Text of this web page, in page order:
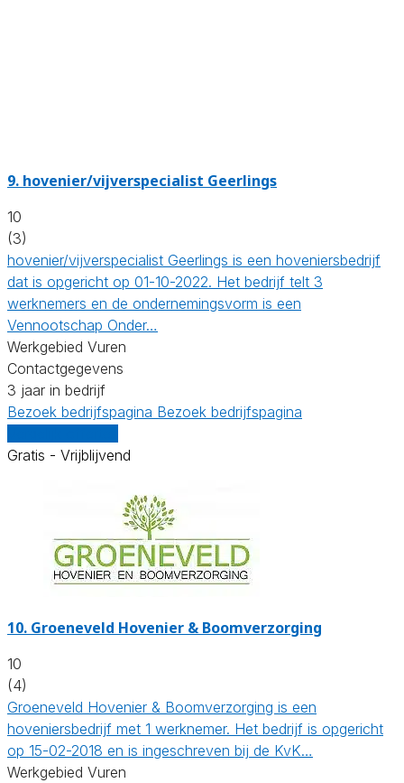
9. hovenier/vijverspecialist Geerlings
10
(3)
hovenier/vijverspecialist Geerlings is een hoveniersbedrijf
dat is opgericht op 01-10-2022. Het bedrijf telt 3
werknemers en de ondernemingsvorm is een
Vennootschap Onder…
Werkgebied Vuren
Contactgegevens
3 jaar in bedrijf
Bezoek bedrijfspagina Bezoek bedrijfspagina
Gratis - Vrijblijvend
10. Groeneveld Hovenier & Boomverzorging
10
(4)
Groeneveld Hovenier & Boomverzorging is een
hoveniersbedrijf met 1 werknemer. Het bedrijf is opgericht
op 15-02-2018 en is ingeschreven bij de KvK…
Werkgebied Vuren